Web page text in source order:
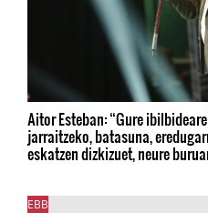
Aitor Esteban: “Gure
jarraitzeko, batasuna,
eskatzen dizkizuet, neure
EBB